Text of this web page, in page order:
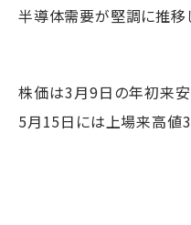
半導体需要が堅調に推移
株価は3月9日の年初来
5月15日には上場来高値